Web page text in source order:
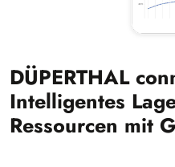
DÜPERTHAL
Intelligentes
Ressourcen mit